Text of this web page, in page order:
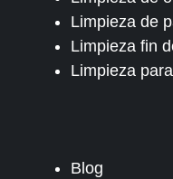
Limpieza de
Limpieza fin
Limpieza
Blog